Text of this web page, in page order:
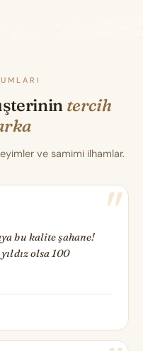
tercih
ve samimi ilhamlar.
bu kalite şahane!
olsa 100